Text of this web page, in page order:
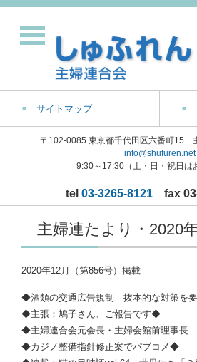
サイトマップ
〒102-0085 東京都千代田区六番町15
info@shufuren.net
9:30～17:30（土・日・祝日は
tel 03-3265-8121fax 03-
「主婦連たより・2020年
2020年12月（第856号）掲載
◆酒類の交通広告規制 抜本的な対策を
◆主張：鳩子さん、ご報告です◆
◆主婦連合会元会長・主婦会館前理事
◆カジノ整備指針修正案でパブコメ◆